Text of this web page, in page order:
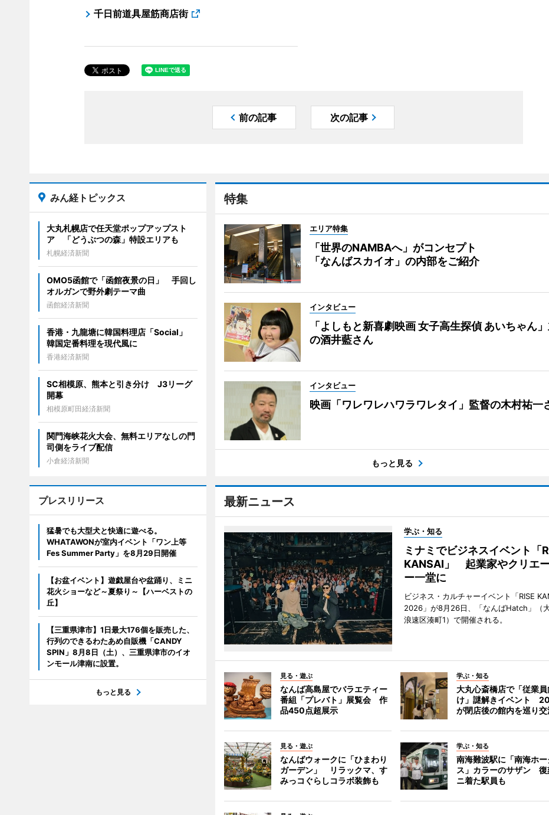
千日前道具屋筋商店街
前の記事 次の記事
特集
エリア特集
「世界のNAMBAへ」がコンセプト
「なんばスカイオ」の内部をご紹介
インタビュー
「よしもと新喜劇映画 女子高生探偵 あいちゃん
の酒井藍さん
インタビュー
映画「ワレワレハワラワレタイ」監督の木村祐一
もっと見る
最新ニュース
学ぶ・知る
ミナミでビジネスイベント「
KANSAI」 起業家やクリエ
ー一堂に
ビジネス・カルチャーイベント「RISE
2026」が8月26日、「なんばHatch」（
浪速区湊町1）で開催される。
見る・遊ぶ
なんば高島屋でバラエティー
番組「プレバト」展覧会 作
品450点超展示
学ぶ・知る
大丸心斎橋店で「従業員
け」謎解きイベント
が閉店後の館内を巡り
見る・遊ぶ
なんばウォークに「ひまわり
ガーデン」 リラックマ、す
みっコぐらしコラボ装飾も
学ぶ・知る
南海難波駅に「南海ホー
ス」カラーのサザン 復
ニ着た駅員も
みん経トピックス
大丸札幌店で任天堂ポップアップスト
ア 「どうぶつの森」特設エリアも
札幌経済新聞
OMO5函館で「函館夜景の日」 手回し
オルガンで野外劇テーマ曲
函館経済新聞
香港・九龍塘に韓国料理店「Social」
韓国定番料理を現代風に
香港経済新聞
SC相模原、熊本と引き分け J3リーグ
開幕
相模原町田経済新聞
関門海峡花火大会、無料エリアなしの門
司側をライブ配信
小倉経済新聞
プレスリリース
猛暑でも大型犬と快適に遊べる。
WHATAWONが室内イベント「ワン上等
Fes Summer Party」を8月29日開催
【お盆イベント】遊戯屋台や盆踊り、ミニ
花火ショーなど～夏祭り～【ハーベストの
丘】
【三重県津市】1日最大176個を販売した、
行列のできるわたあめ自販機「CANDY
SPIN」8月8日（土）、三重県津市のイオ
ンモール津南に設置。
もっと見る